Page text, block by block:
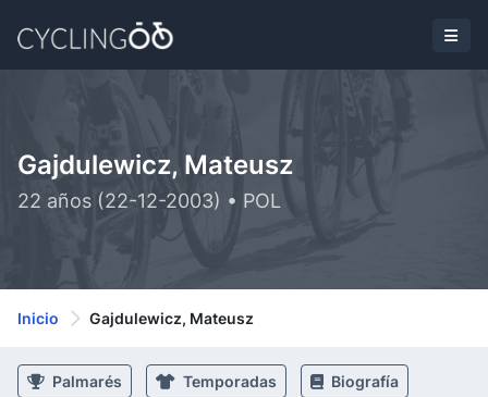
Gajdulewicz, Mateusz
22 años (22-12-2003) • POL
Inicio Gajdulewicz, Mateusz
Palmarés Temporadas Biografía